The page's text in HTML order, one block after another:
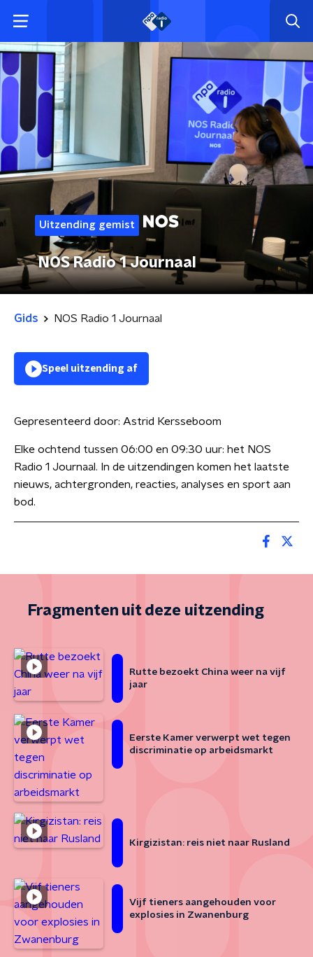
Uitzending gemist
NOS Radio 1 Journaal
Gids NOS Radio 1 Journaal
Speel uitzending af
Gepresenteerd door: Astrid Kersseboom
Elke ochtend tussen 06:00 en 09:30 uur: het NOS
Radio 1 Journaal. In de uitzendingen komen het laatste
nieuws, achtergronden, reacties, analyses en sport aan
bod.
Fragmenten uit deze uitzending
Rutte bezoekt China weer na vijf
jaar
Eerste Kamer verwerpt wet tegen
discriminatie op arbeidsmarkt
Kirgizistan: reis niet naar Rusland
Vijf tieners aangehouden voor
explosies in Zwanenburg